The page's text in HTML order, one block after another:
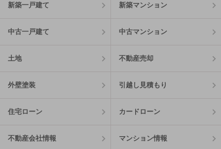
新築一戸建て 新築マンション
中古一戸建て 中古マンション
土地 不動産売却
外壁塗装 引越し見積もり
住宅ローン カードローン
不動産会社情報 マンション情報